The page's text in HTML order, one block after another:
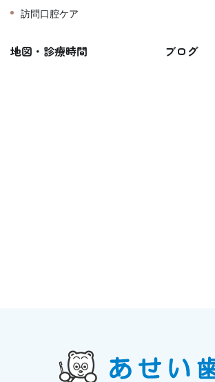
訪問口腔ケア
地図・診療時間 ブログ